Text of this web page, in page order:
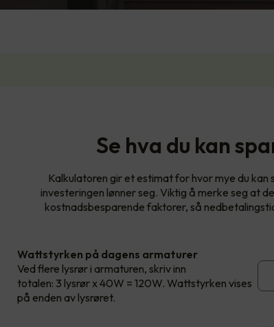
Se hva du kan
Kalkulatoren gir et estimat for hvor mye du
investeringen lønner seg. Viktig å merke seg at
kostnadsbesparende faktorer, så
Wattstyrken på dagens armaturer
Ved flere lysrør i armaturen, skriv inn
totalen: 3 lysrør x 40W = 120W. Wattstyrken vises
på enden av lysrøret.